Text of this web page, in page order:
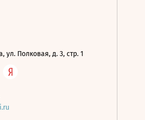
ул. Полковая, д. 3, стр. 1